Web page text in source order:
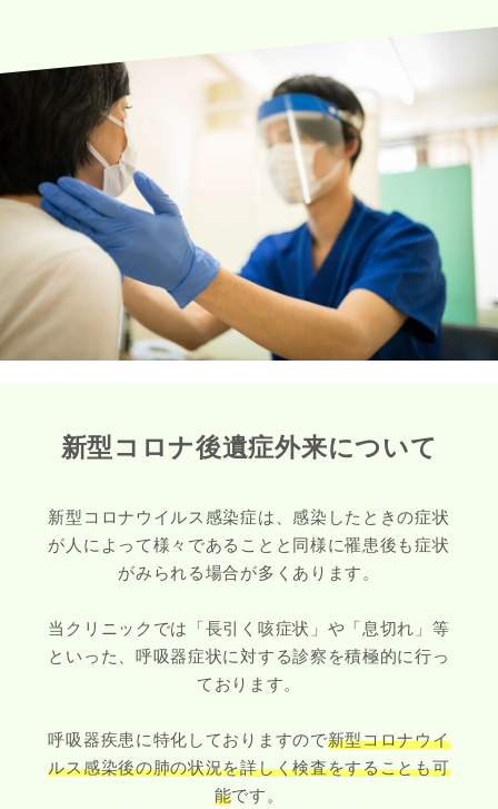
新型コロナ後遺症外来について
新型コロナウイルス感染症は、感染したときの症状
が人によって様々であることと同様に罹患後も症状
がみられる場合が多くあります。
当クリニックでは「長引く咳症状」や「息切れ」等
といった、呼吸器症状に対する診察を積極的に行っ
ております。
呼吸器疾患に特化しておりますので新型コロナウイ
ルス感染後の肺の状況を詳しく検査をすることも可
能です。